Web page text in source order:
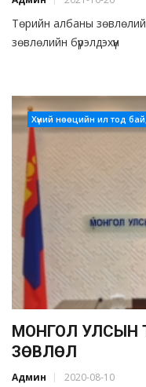
Төрийн албаны
зөвлөлийн бүрэлдэхүүн
Хүний нөөцийн ил тод
МОНГОЛ УЛСЫН
ЗӨВЛӨЛ
Админ 2020-08-10